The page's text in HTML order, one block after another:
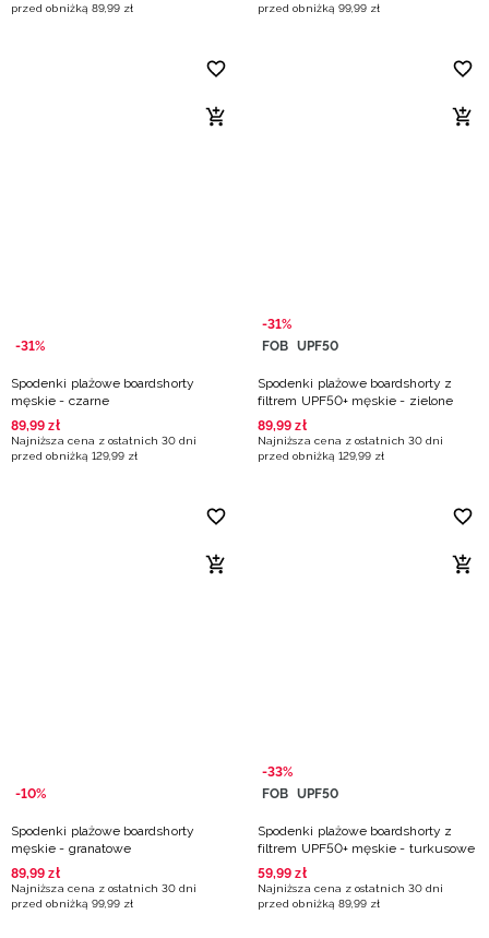
przed obniżką 89,99 zł
przed obniżką 99,99 zł
-31%
Spodenki plażowe boardshorty
męskie - czarne
89,99 zł
Najniższa cena z ostatnich 30 dni
przed obniżką 129,99 zł
-31%
FOB UPF50
Spodenki plażowe boardshorty z
filtrem UPF50+ męskie - zielone
89,99 zł
Najniższa cena z ostatnich 30 dni
przed obniżką 129,99 zł
-10%
Spodenki plażowe boardshorty
męskie - granatowe
89,99 zł
Najniższa cena z ostatnich 30 dni
przed obniżką 99,99 zł
-33%
FOB UPF50
Spodenki plażowe boardshorty z
filtrem UPF50+ męskie - turkusowe
59,99 zł
Najniższa cena z ostatnich 30 dni
przed obniżką 89,99 zł